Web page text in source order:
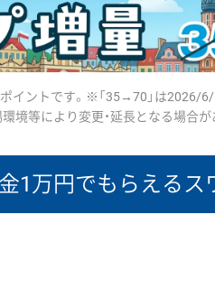
ントです。※「35→70」は2026/6/
境等により変更・延長となる場合が
1万円でもらえるス